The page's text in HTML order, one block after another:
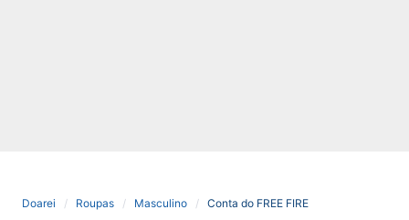
Doarei Roupas Masculino Conta do FREE FIRE